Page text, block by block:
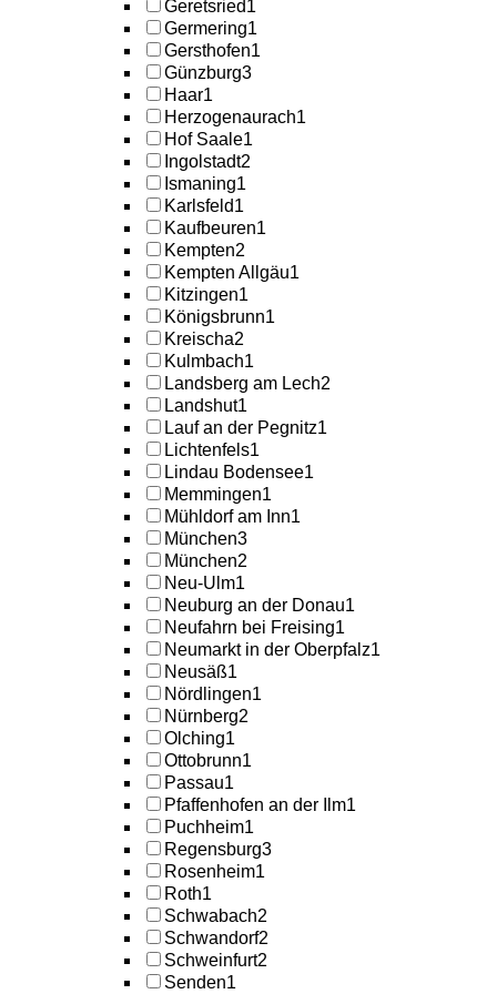
Geretsried1
Germering1
Gersthofen1
Günzburg3
Haar1
Herzogenaurach1
Hof Saale1
Ingolstadt2
Ismaning1
Karlsfeld1
Kaufbeuren1
Kempten2
Kempten Allgäu1
Kitzingen1
Königsbrunn1
Kreischa2
Kulmbach1
Landsberg am Lech2
Landshut1
Lauf an der Pegnitz1
Lichtenfels1
Lindau Bodensee1
Memmingen1
Mühldorf am Inn1
München3
München2
Neu-Ulm1
Neuburg an der Donau1
Neufahrn bei Freising1
Neumarkt in der Oberpfalz1
Neusäß1
Nördlingen1
Nürnberg2
Olching1
Ottobrunn1
Passau1
Pfaffenhofen an der Ilm1
Puchheim1
Regensburg3
Rosenheim1
Roth1
Schwabach2
Schwandorf2
Schweinfurt2
Senden1